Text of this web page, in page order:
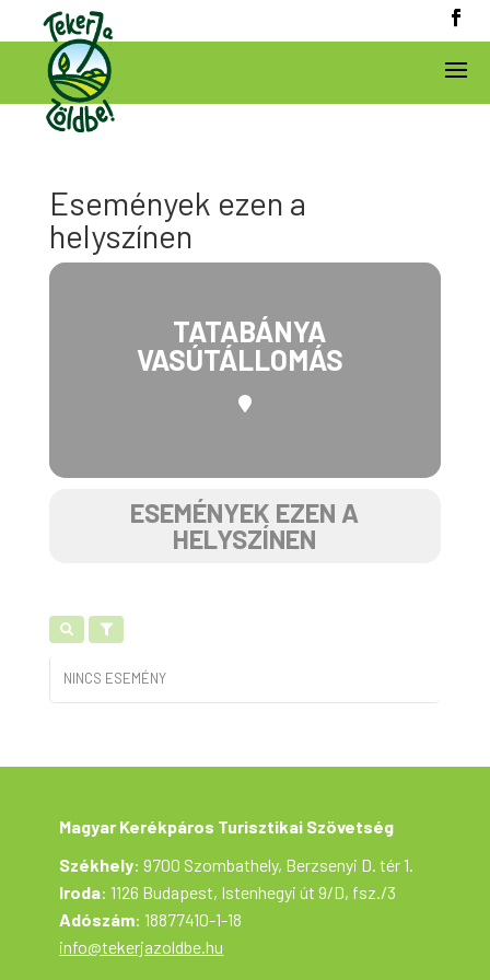
Események ezen a
helyszínen
TATABÁNYA
VASÚTÁLLOMÁS
ESEMÉNYEK EZEN A
HELYSZÍNEN
NINCS ESEMÉNY
Magyar Kerékpáros Turisztikai Szövetség
Székhely: 9700 Szombathely, Berzsenyi D. tér 1.
Iroda: 1126 Budapest, Istenhegyi út 9/D, fsz./3
Adószám: 18877410-1-18
info@tekerjazoldbe.hu